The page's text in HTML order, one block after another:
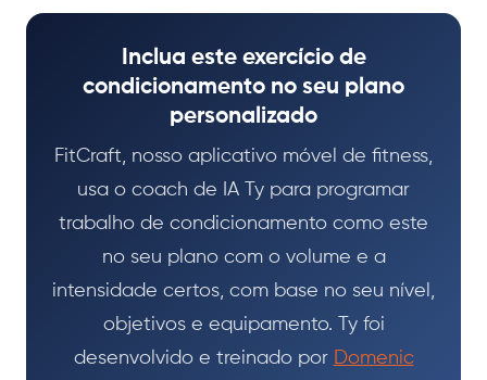
Inclua este exercício de
condicionamento no seu plano
personalizado
FitCraft, nosso aplicativo móvel de fitness,
usa o coach de IA Ty para programar
trabalho de condicionamento como este
no seu plano com o volume e a
intensidade certos, com base no seu nível,
objetivos e equipamento. Ty foi
desenvolvido e treinado por
Domenic